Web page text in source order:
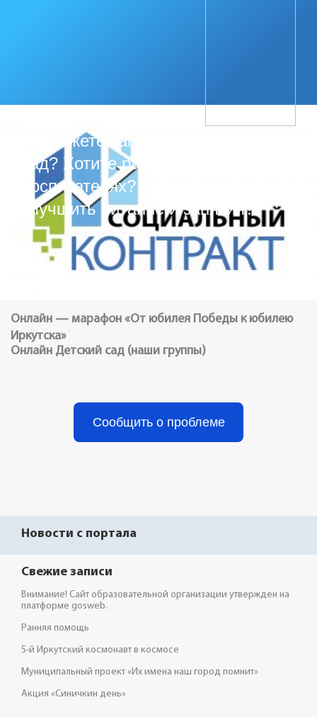
Не можете записать ребёнка в
сад? Хотите рассказать о
воспитателях? Знаете, как
улучшить питание и занятия?
Сообщить о проблеме
Онлайн — марафон «От юбилея Победы к юбилею
Иркутска»
Онлайн Детский сад (наши группы)
Новости с портала
Свежие записи
Внимание! Сайт образовательной организации утвержден на
платформе gosweb.
Ранняя помощь
5-й Иркутский космонавт в космосе
Муниципальный проект «Их имена наш город помнит»
Акция «Синичкин день»